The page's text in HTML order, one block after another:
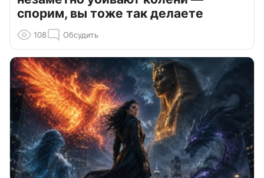
спорим, вы тоже так делаете
108 Обсудить